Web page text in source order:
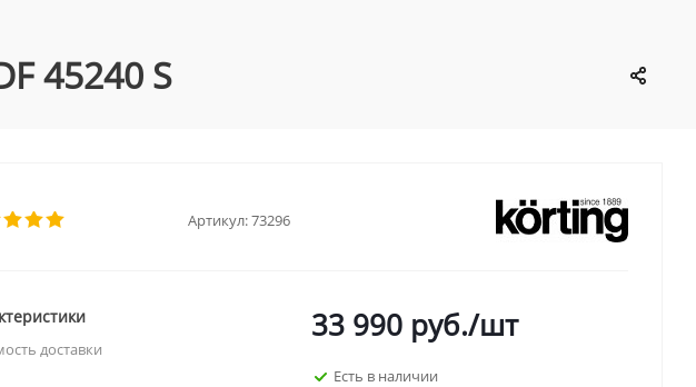
45240 S
Артикул:73296
доставки
33 990 руб./шт
Есть в наличии